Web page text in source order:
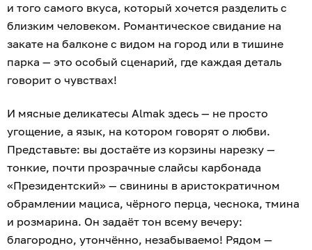
и того самого вкуса, который хочется разделить с
близким человеком. Романтическое свидание на
закате на балконе с видом на город или в тишине
парка — это особый сценарий, где каждая деталь
говорит о чувствах!
И мясные деликатесы Almak здесь — не просто
угощение, а язык, на котором говорят о любви.
Представьте: вы достаёте из корзины нарезку —
тонкие, почти прозрачные слайсы карбонада
«Президентский» — свинины в аристократичном
обрамлении мациса, чёрного перца, чеснока, тмина
и розмарина. Он задаёт тон всему вечеру:
благородно, утончённо, незабываемо! Рядом —